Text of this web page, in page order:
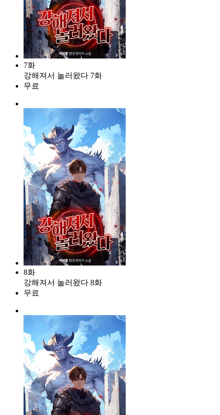
7화
강해져서 놀러왔다 7화
무료
8화
강해져서 놀러왔다 8화
무료